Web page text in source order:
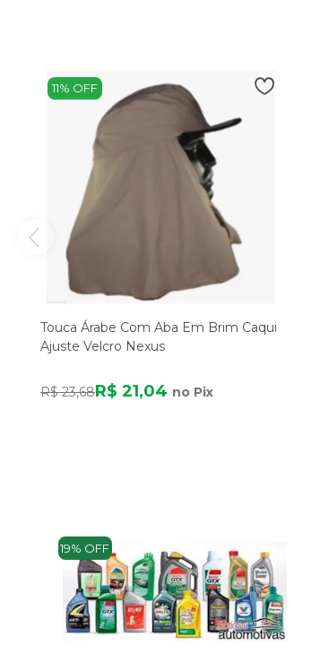
11% OFF
Touca Árabe Com Aba Em Brim Caqui
Ajuste Velcro Nexus
R$ 23,68R$ 21,04 no Pix
19% OFF